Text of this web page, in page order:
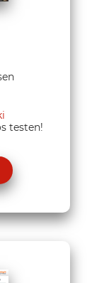
testen!